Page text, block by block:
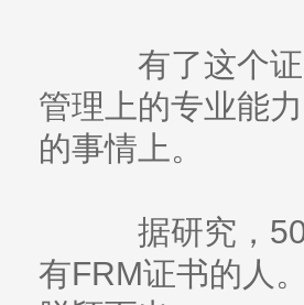
有了这个证
管理上的专业能
的事情上。
据研究，50
有FRM证书的人